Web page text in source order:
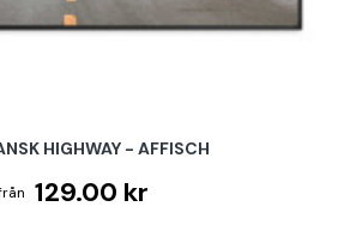
HIGHWAY - AFFISCH
129.00 kr